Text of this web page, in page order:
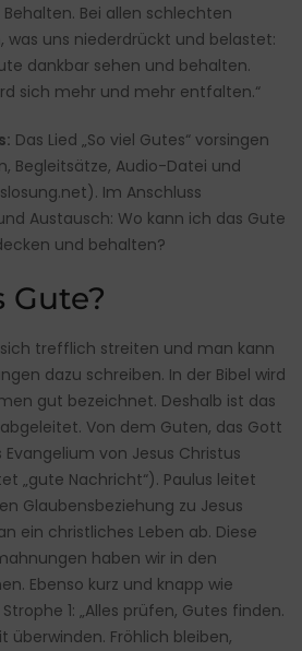
Bei allen schlechten
was uns niederdrückt und belastet:
dankbar sehen und behalten.
sich mehr und mehr entfalten.“
Das Lied „So viel Gutes“ vorsingen
Begleitsätze, Audio-Datei und
Im Anschluss
Austausch: Wo kann ich das Gute
und behalten?
Gute?
sich trefflich streiten und man kann
dazu schreiben. In der Bibel wird
gut bezeichnet. Deshalb ist das
Von dem Guten, das Gott
von Jesus Christus
„gute Nachricht“). Paulus leitet
Glaubensbeziehung zu Jesus
ein christliches Leben ab. Diese
haben wir in den
Ebenso kurz und knapp wie
1: „Alles prüfen, Gutes finden.
überwinden. Fröhlich bleiben,